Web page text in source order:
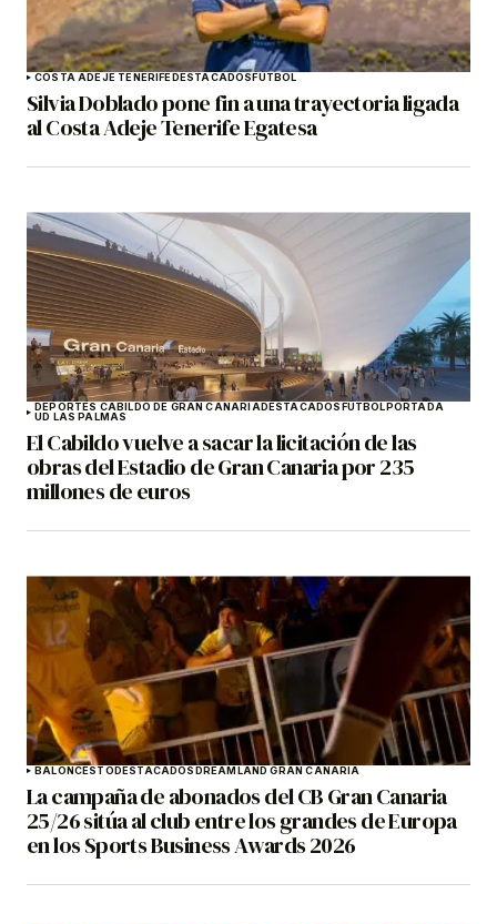
COSTA ADEJE TENERIFE DESTACADOS FÚTBOL
Silvia Doblado pone fin a una trayectoria ligada
al Costa Adeje Tenerife Egatesa
DEPORTES CABILDO DE GRAN CANARIADESTACADOS FÚTBOL PORTADA
UD LAS PALMAS
El Cabildo vuelve a sacar la licitación de las
obras del Estadio de Gran Canaria por 235
millones de euros
BALONCESTO DESTACADOS DREAMLAND GRAN CANARIA
La campaña de abonados del CB Gran Canaria
25/26 sitúa al club entre los grandes de Europa
en los Sports Business Awards 2026